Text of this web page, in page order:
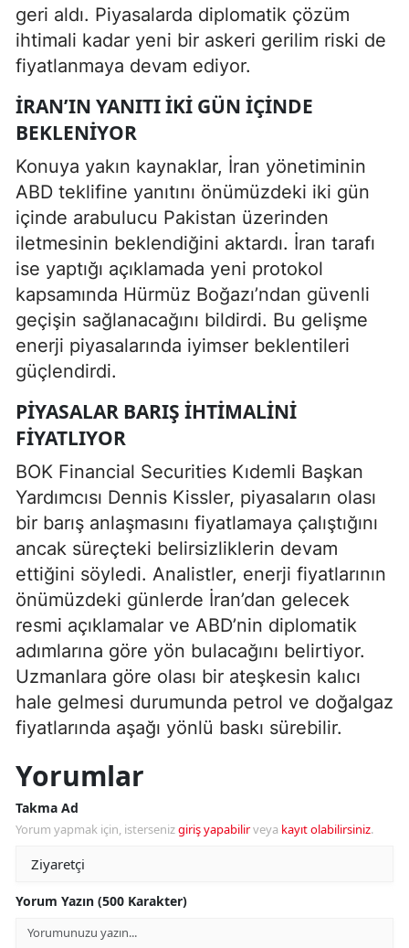
geri aldı. Piyasalarda diplomatik çözüm
ihtimali kadar yeni bir askeri gerilim riski de
fiyatlanmaya devam ediyor.
İRAN’IN YANITI IKI GÜN IÇINDE
BEKLENIYOR
Konuya yakın kaynaklar, İran yönetiminin
ABD teklifine yanıtını önümüzdeki iki gün
içinde arabulucu Pakistan üzerinden
iletmesinin beklendiğini aktardı. İran tarafı
ise yaptığı açıklamada yeni protokol
kapsamında Hürmüz Boğazı’ndan güvenli
geçişin sağlanacağını bildirdi. Bu gelişme
enerji piyasalarında iyimser beklentileri
güçlendirdi.
PIYASALAR BARIŞ IHTIMALINI
FIYATLIYOR
BOK Financial Securities Kıdemli Başkan
Yardımcısı Dennis Kissler, piyasaların olası
bir barış anlaşmasını fiyatlamaya çalıştığını
ancak süreçteki belirsizliklerin devam
ettiğini söyledi. Analistler, enerji fiyatlarının
önümüzdeki günlerde İran’dan gelecek
resmi açıklamalar ve ABD’nin diplomatik
adımlarına göre yön bulacağını belirtiyor.
Uzmanlara göre olası bir ateşkesin kalıcı
hale gelmesi durumunda petrol ve doğalgaz
fiyatlarında aşağı yönlü baskı sürebilir.
Yorumlar
Takma Ad
Yorum yapmak için, istersenizgiriş yapabilirveya kayıt olabilirsiniz.
Yorum Yazın (500 Karakter)